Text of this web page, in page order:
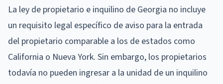
La ley de propietario e inquilino de Georgia no incluye
un requisito legal específico de aviso para la entrada
del propietario comparable a los de estados como
California o Nueva York. Sin embargo, los propietarios
todavía no pueden ingresar a la unidad de un inquilino